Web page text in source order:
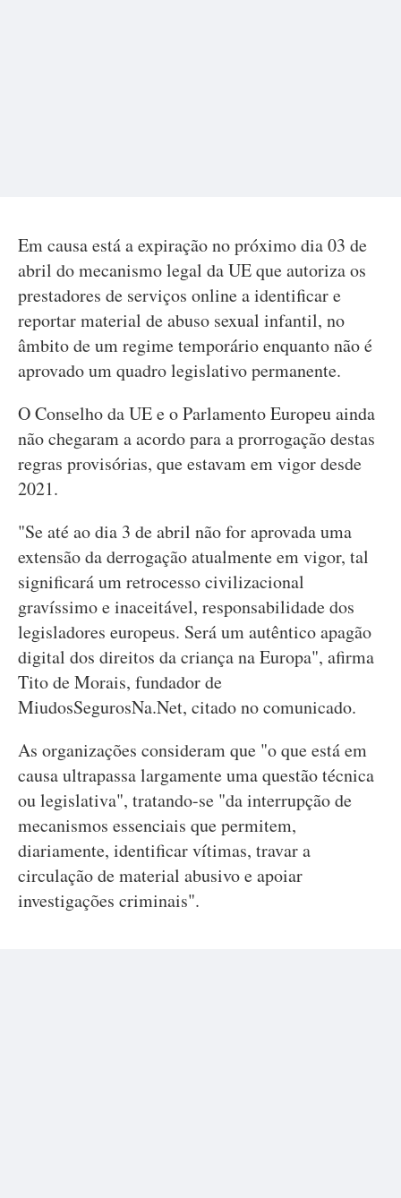
Em causa está a expiração no próximo dia 03 de
abril do mecanismo legal da UE que autoriza os
prestadores de serviços online a identificar e
reportar material de abuso sexual infantil, no
âmbito de um regime temporário enquanto não é
aprovado um quadro legislativo permanente.
O Conselho da UE e o Parlamento Europeu ainda
não chegaram a acordo para a prorrogação destas
regras provisórias, que estavam em vigor desde
2021.
"Se até ao dia 3 de abril não for aprovada uma
extensão da derrogação atualmente em vigor, tal
significará um retrocesso civilizacional
gravíssimo e inaceitável, responsabilidade dos
legisladores europeus. Será um autêntico apagão
digital dos direitos da criança na Europa", afirma
Tito de Morais, fundador de
MiudosSegurosNa.Net, citado no comunicado.
As organizações consideram que "o que está em
causa ultrapassa largamente uma questão técnica
ou legislativa", tratando-se "da interrupção de
mecanismos essenciais que permitem,
diariamente, identificar vítimas, travar a
circulação de material abusivo e apoiar
investigações criminais".